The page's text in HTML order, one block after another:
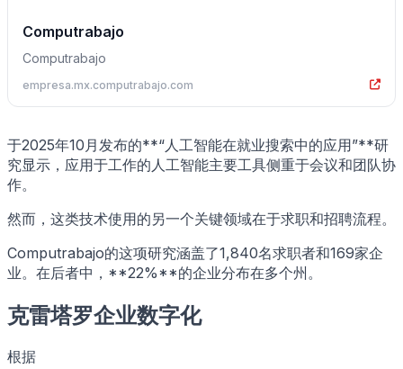
Computrabajo
Computrabajo
empresa.mx.computrabajo.com
于2025年10月发布的**“人工智能在就业搜索中的应用”**研
究显示，应用于工作的人工智能主要工具侧重于会议和团队协
作。
然而，这类技术使用的另一个关键领域在于求职和招聘流程。
Computrabajo的这项研究涵盖了1,840名求职者和169家企
业。在后者中，**22%**的企业分布在多个州。
克雷塔罗企业数字化
根据